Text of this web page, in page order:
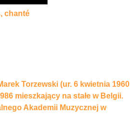
chanté
Torzewski (ur. 6 kwietnia 1960
mieszkający na stałe w Belgii.
Akademii Muzycznej w